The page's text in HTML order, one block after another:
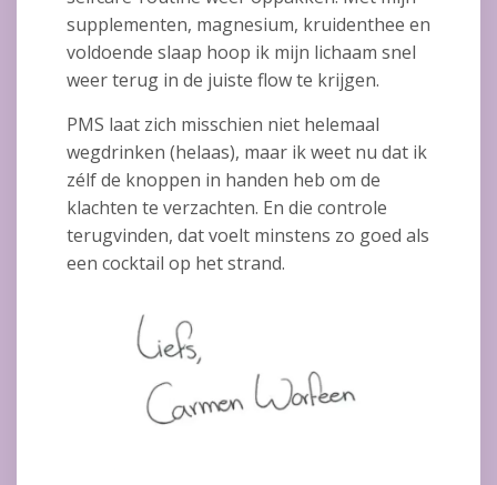
supplementen, magnesium, kruidenthee en
voldoende slaap hoop ik mijn lichaam snel
weer terug in de juiste flow te krijgen.
PMS laat zich misschien niet helemaal
wegdrinken (helaas), maar ik weet nu dat ik
zélf de knoppen in handen heb om de
klachten te verzachten. En die controle
terugvinden, dat voelt minstens zo goed als
een cocktail op het strand.